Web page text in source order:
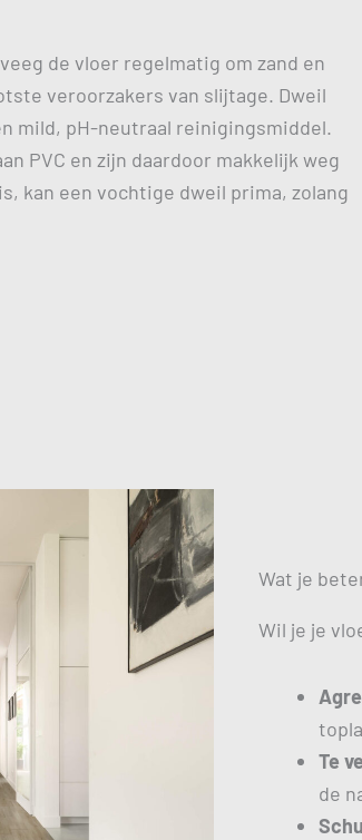
de vloer regelmatig om zand en
veroorzakers van slijtage. Dweil
mild, pH-neutraal reinigingsmiddel.
PVC en zijn daardoor makkelijk weg
kan een vochtige dweil prima, zolang
Wat je
Wil je je
Te
de